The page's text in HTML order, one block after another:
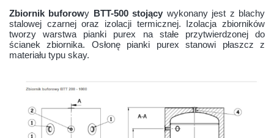
Zbiornik buforowy BTT-500 stojący wykonany jest z blachy
stalowej czarnej oraz izolacji termicznej. Izolacja zbiorników
tworzy warstwa pianki purex na stałe przytwierdzonej do
ścianek zbiornika. Osłonę pianki purex stanowi płaszcz z
materiału typu skay.